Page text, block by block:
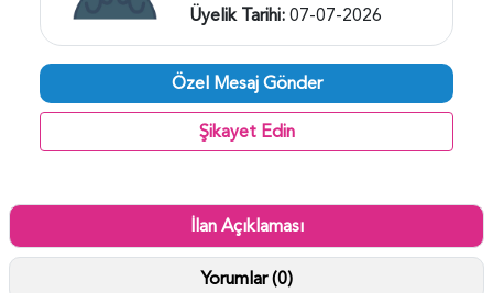
Üyelik Tarihi:07-07-2026
Özel Mesaj Gönder
Şikayet Edin
İlan Açıklaması
Yorumlar (0)